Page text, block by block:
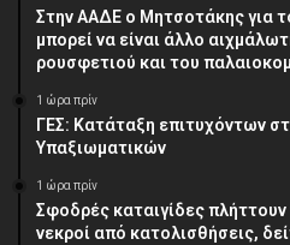
Στην ΑΑΔΕ ο Μητσοτάκης για
μπορεί να είναι άλλο
ρουσφετιού και του
1 ώρα πρίν
ΓΕΣ: Κατάταξη επιτυχόντων
Υπαξιωματικών
1 ώρα πρίν
Σφοδρές καταιγίδες πλήττουν
νεκροί από κατολισθήσεις,